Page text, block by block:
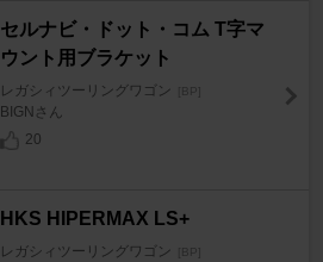
セルナビ・ドット・コム T字マ
ウント用ブラケット
レガシィツーリングワゴン [BP]
BIGNさん
20
HKS HIPERMAX LS+
レガシィツーリングワゴン [BP]